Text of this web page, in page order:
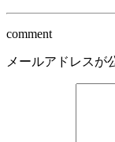
comment
メールアドレスが